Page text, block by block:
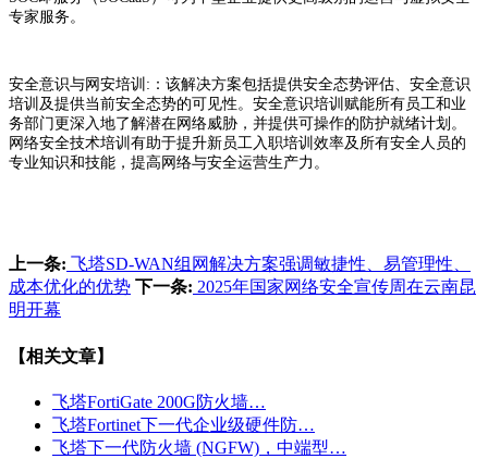
专家服务。
安全意识与网安培训:：该解决方案包括提供安全态势评估、安全意识
培训及提供当前安全态势的可见性。安全意识培训赋能所有员工和业
务部门更深入地了解潜在网络威胁，并提供可操作的防护就绪计划。
网络安全技术培训有助于提升新员工入职培训效率及所有安全人员的
专业知识和技能，提高网络与安全运营生产力。
上一条: 飞塔SD-WAN组网解决方案强调敏捷性、易管理性、
成本优化的优势 下一条: 2025年国家网络安全宣传周在云南昆
明开幕
【相关文章】
飞塔FortiGate 200G防火墙…
飞塔Fortinet下一代企业级硬件防…
飞塔下一代防火墙 (NGFW)，中端型…